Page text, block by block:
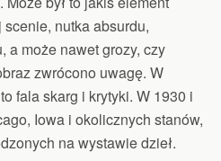
nutka absurdu,
a może nawet grozy, czy
zwrócono uwagę. W
fala skarg i krytyki. W 1930 i
Iowa i okolicznych stanów,
na wystawie dzieł.